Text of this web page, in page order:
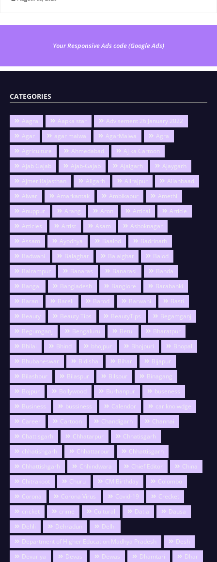
Your Responsive Ads code (Google Ads)
CATEGORIES
Aagra Aapka star
Advisement 26 January 2022
Agar
agar malwa AgarMalwa
Agra
Agriculture
Ahmedabad
Aj ka Cartoon
Ajab Gajab
Ajab-Gajab Ajaigarh
Ajaygarh
Ajmer Rajasthan
Aligarh Alirajpur
Allahbaad
Alwar
Amarkantak Ambikapur
Amethi
Anuppur
Arang Aron Artical
Article
Articles
Artist Asam
Ashoknagar
Assam
Ayodhya Baalod
Badrinath
Badwani
Balaghat Balalghat
Balod
Balrampur
Banaras Banarasi
Banda
Bangal
Bangladesh Banglore
Barabanki
Baran
Bareli Barod Barwani
Basti
Beauty
Beauty Tips BeautyTips
Begamganj
Begumganj
Bengaluru Betul
Bharatpur
Bhilai
Bhind bhojpur Bhojpuri
Bhopal
Bhubaneswar
Bidisha Bihar
Bijapur
Bilashpur
Bilaspur Bilspur
Binagang
Bojpur
Bollywood Burhanpur
buseness
Business
bussiness Calendor
car knolwdge
Career
Cartoon Chandigarh
Channai
Chattisgarh
Chhatarpur
Chhatisgarh
chhatishgarh
Chhattarpur
Chhattisgarh
Chhattishgarh
Chhindwara Chief Editor
China
Chitrakoot
Churu CM Birthday
Colombo
Corona
Corona Virus Covid-19
Crecket
cricket
crime Cultural Datia
Dausa
Dehli
Dehradun
Delhi
Department of Higher Education Madhya Pradesh
Desh
Devariya
Devas Dewas Dhamtari
Dhar